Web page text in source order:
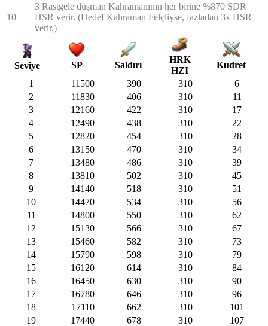
10
3 Rastgele düşman Kahramanının her birine %870 SDR
HSR verir. (Hedef Kahraman Felçliyse, fazladan 3x HSR
verir.)
Seviye SP Saldırı
HRK
HZI
Kudret
1
11500 390 310
6
2
11830 406 310
11
3
12160 422 310
17
4
12490 438 310
22
5
12820 454 310
28
6
13150 470 310
34
7
13480 486 310
39
8
13810 502 310
45
9
14140 518 310
51
10
14470 534 310
56
11
14800 550 310
62
12
15130 566 310
67
13
15460 582 310
73
14
15790 598 310
79
15
16120 614 310
84
16
16450 630 310
90
17
16780 646 310
96
18
17110 662 310
101
19
17440 678 310
107